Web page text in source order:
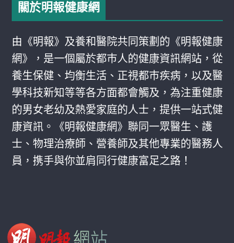
關於明報健康網
由《明報》及養和醫院共同策劃的《明報健康
網》，是一個屬於都巿人的健康資訊網站，從
養生保健、均衡生活、正視都巿疾病，以及醫
學科技新知等等各方面都會觸及，為注重健康
的男女老幼及熱愛家庭的人士，提供一站式健
康資訊。《明報健康網》聯同一眾醫生、護
士、物理治療師、營養師及其他專業的醫務人
員，携手與你並肩同行健康富足之路！